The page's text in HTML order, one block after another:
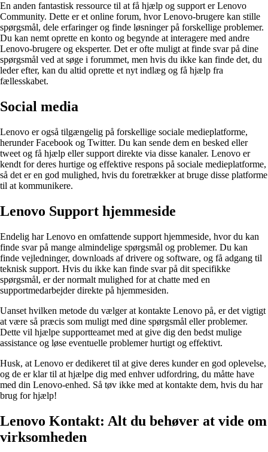
En anden fantastisk ressource til at få hjælp og support er Lenovo
Community. Dette er et online forum, hvor Lenovo-brugere kan stille
spørgsmål, dele erfaringer og finde løsninger på forskellige problemer.
Du kan nemt oprette en konto og begynde at interagere med andre
Lenovo-brugere og eksperter. Det er ofte muligt at finde svar på dine
spørgsmål ved at søge i forummet, men hvis du ikke kan finde det, du
leder efter, kan du altid oprette et nyt indlæg og få hjælp fra
fællesskabet.
Social media
Lenovo er også tilgængelig på forskellige sociale medieplatforme,
herunder Facebook og Twitter. Du kan sende dem en besked eller
tweet og få hjælp eller support direkte via disse kanaler. Lenovo er
kendt for deres hurtige og effektive respons på sociale medieplatforme,
så det er en god mulighed, hvis du foretrækker at bruge disse platforme
til at kommunikere.
Lenovo Support hjemmeside
Endelig har Lenovo en omfattende support hjemmeside, hvor du kan
finde svar på mange almindelige spørgsmål og problemer. Du kan
finde vejledninger, downloads af drivere og software, og få adgang til
teknisk support. Hvis du ikke kan finde svar på dit specifikke
spørgsmål, er der normalt mulighed for at chatte med en
supportmedarbejder direkte på hjemmesiden.
Uanset hvilken metode du vælger at kontakte Lenovo på, er det vigtigt
at være så præcis som muligt med dine spørgsmål eller problemer.
Dette vil hjælpe supportteamet med at give dig den bedst mulige
assistance og løse eventuelle problemer hurtigt og effektivt.
Husk, at Lenovo er dedikeret til at give deres kunder en god oplevelse,
og de er klar til at hjælpe dig med enhver udfordring, du måtte have
med din Lenovo-enhed. Så tøv ikke med at kontakte dem, hvis du har
brug for hjælp!
Lenovo Kontakt: Alt du behøver at vide om
virksomheden